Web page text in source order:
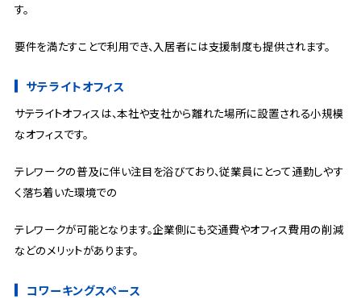
す。
要件を満たすことで利用でき、入居者には支援制度も提供されます。
サテライトオフィス
サテライトオフィスは、本社や支社から離れた場所に設置される小規模
なオフィスです。
テレワークの普及に伴い注目を浴びており、従業員にとって通勤しやす
く落ち着いた環境での
テレワークが可能となります。企業側にも交通費やオフィス費用の削減
などのメリットがあります。
コワーキングスペース